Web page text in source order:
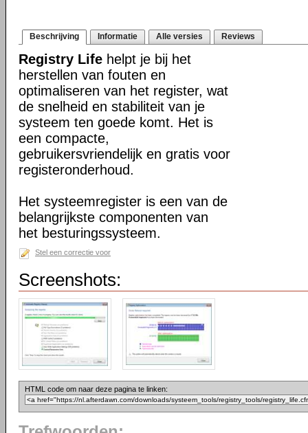
Beschrijving Informatie Alle versies Reviews
Registry Life helpt je bij het
herstellen van fouten en
optimaliseren van het register, wat
de snelheid en stabiliteit van je
systeem ten goede komt. Het is
een compacte,
gebruikersvriendelijk en gratis voor
registeronderhoud.
Het systeemregister is een van de
belangrijkste componenten van
het besturingssysteem.
Stel een correctie voor
Screenshots:
HTML code om naar deze pagina te linken: